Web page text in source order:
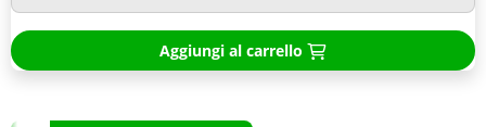
Aggiungi al carrello